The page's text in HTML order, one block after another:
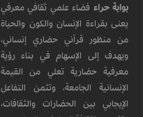
بوابة حراء فضاء علمي ثقافي معرفي
يعنى بقراءة الإنسان والكون والحياة
من منظور قرآني حضاري إنساني،
ويهدف إلى الإسهام في بناء رؤية
معرفية حضارية تعلي من القيمة
الإنسانية الجامعة، وتثمن التفاعل
الإيجابي بين الحضارات والثقافات،